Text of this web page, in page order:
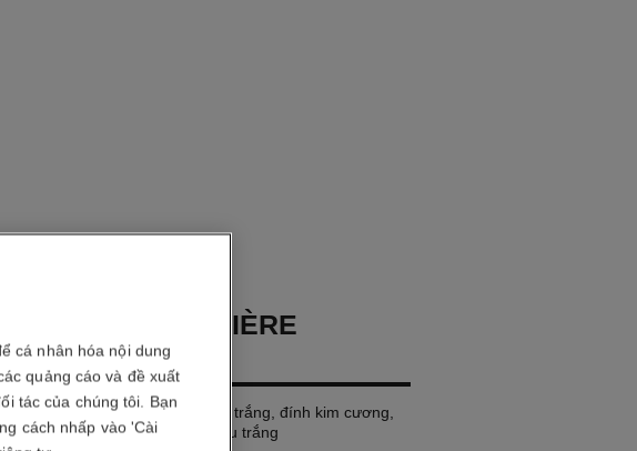
ĐỒNG HỒ PREMIÈRE
CERAMIC
Thép và gốm chịu lực cao màu trắng, đính kim cương,
mặt đồng hồ bằng sơn mài màu trắng
cá nhân hóa nội dung
quảng cáo và đề xuất
tác của chúng tôi. Bạn
cách nhấp vào 'Cài